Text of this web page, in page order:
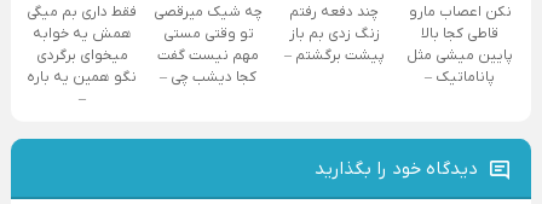
نکن اعصاب مارو
قاطی کجا بالا
پایین میشی مثل
پاناماتیک –
چند دفعه رفتم
زنگ زدی بم باز
پیشت برگشتم –
چه شیک میرقصی
تو وقتی مستی
مهم نیست گفت
کجا دیشب چی –
فقط داری بم میگی
همش یه خوابه
میخوای برگردی
نگو همین یه باره
–
دیدگاه خود را بگذارید